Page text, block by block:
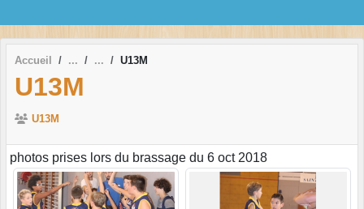
Accueil U13M
U13M
U13M
photos prises lors du brassage du 6 oct 2018